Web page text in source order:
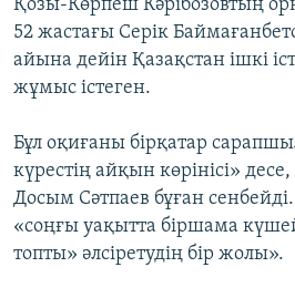
Қозы-Көрпеш Кәрібозовтың
52 жастағы Серік
айына дейін Қазақстан ішкі
жұмыс істеген.
Бұл оқиғаны бірқатар
күрестің айқын көрінісі»
Досым Сәтпаев бұған
«соңғы уақытта біршама
топты» әлсіретудің бір жолы».